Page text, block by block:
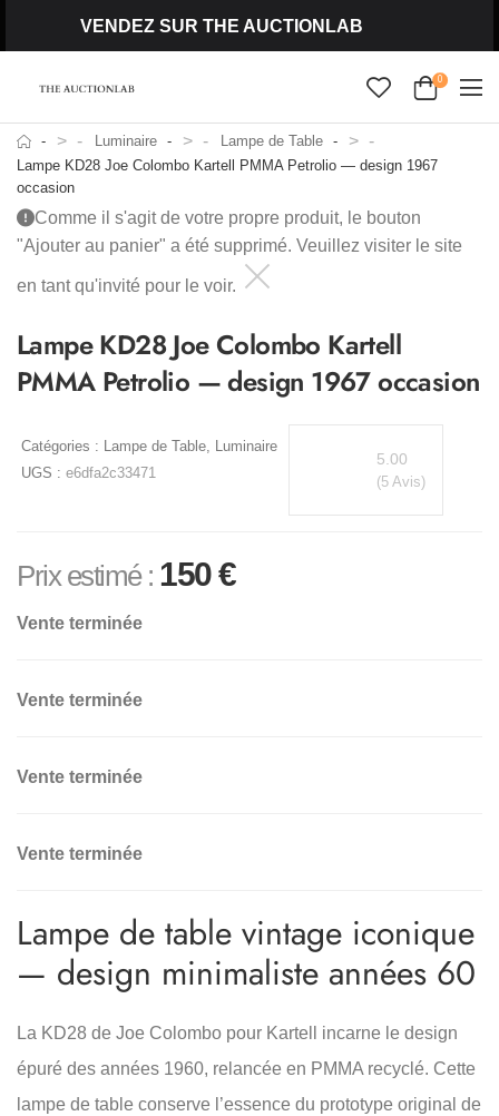
VENDEZ SUR THE AUCTIONLAB
0
> Luminaire > Lampe de Table >
Lampe KD28 Joe Colombo Kartell PMMA Petrolio — design 1967
occasion
Comme il s'agit de votre propre produit, le bouton
"Ajouter au panier" a été supprimé. Veuillez visiter le site
en tant qu'invité pour le voir.
Lampe KD28 Joe Colombo Kartell
PMMA Petrolio — design 1967 occasion
Catégories : Lampe de Table, Luminaire
UGS : e6dfa2c33471
5.00
(5 Avis)
Prix estimé : 150€
Vente terminée
Vente terminée
Vente terminée
Vente terminée
Lampe de table vintage iconique
— design minimaliste années 60
La KD28 de Joe Colombo pour Kartell incarne le design
épuré des années 1960, relancée en PMMA recyclé. Cette
lampe de table conserve l’essence du prototype original de